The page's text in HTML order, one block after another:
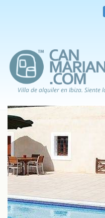
Villa de alquiler en Ibiza. Siente